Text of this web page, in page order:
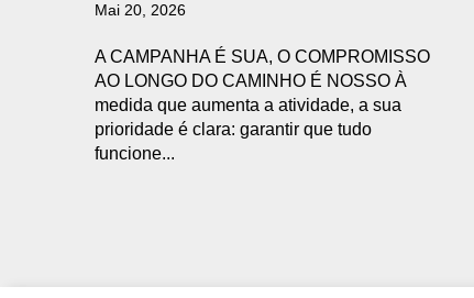
Mai 20, 2026
A CAMPANHA É SUA, O COMPROMISSO
AO LONGO DO CAMINHO É NOSSO À
medida que aumenta a atividade, a sua
prioridade é clara: garantir que tudo
funcione...